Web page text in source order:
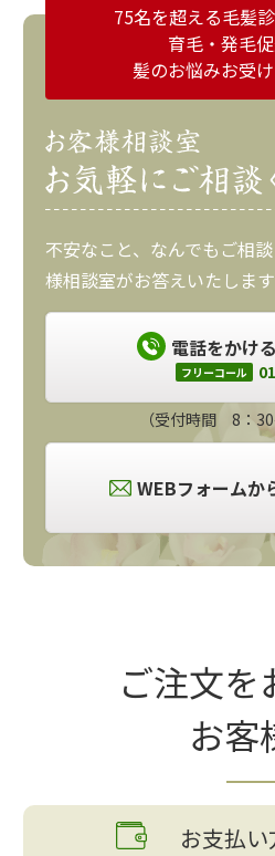
75名を超える毛髪
育毛・発毛
髪のお悩みお受
不安なこと、なんでもご相
様相談室がお答えいたします
電話をかける
フリーコール
（受付時間 8：30
WEBフォームか
ご注文を
お客
お支払